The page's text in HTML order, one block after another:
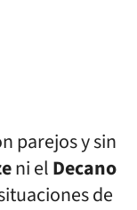
parejos y sin
ni elDecano
de